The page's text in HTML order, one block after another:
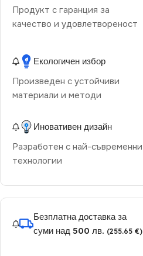
Продукт с гаранция за
качество и удовлетвореност
Екологичен избор
Произведен с устойчиви
материали и методи
Иновативен дизайн
Разработен с най-съвременни
технологии
Безплатна доставка за
суми над 500 лв. (255.65 €)